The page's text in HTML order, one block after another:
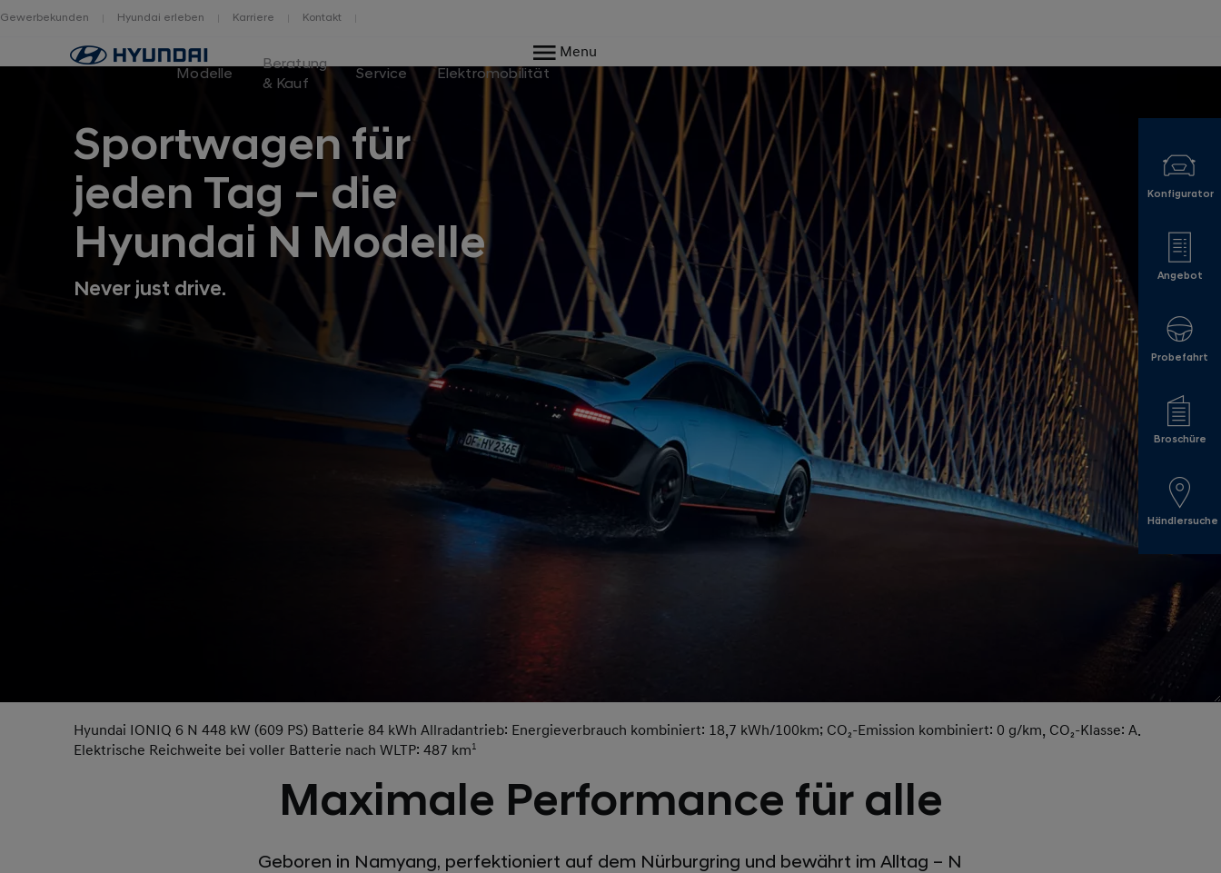
Gewerbekunden Hyundai erleben Karriere Kontakt
Home
Modelle
Beratung
& Kauf
Service Elektromobilität
Menu
Sportwagen für
jeden Tag – die
Hyundai N Modelle
Never just drive.
Hyundai IONIQ 6 N 448 kW (609 PS) Batterie 84 kWh Allradantrieb: Energieverbrauch kombiniert: 18,7 kWh/100km; CO₂-Emission kombiniert: 0 g/km, CO₂-Klasse: A.
Elektrische Reichweite bei voller Batterie nach WLTP: 487 km1
Maximale Performance für alle
Geboren in Namyang, perfektioniert auf dem Nürburgring und bewährt im Alltag – N
Konfigurator
Angebot
Probefahrt
Broschüre
Händlersuche